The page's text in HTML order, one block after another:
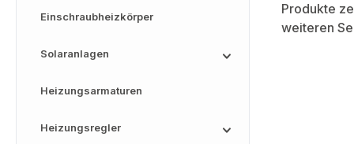
Einschraubheizkörper
Solaranlagen
Heizungsarmaturen
Heizungsregler
Produkte
weiteren